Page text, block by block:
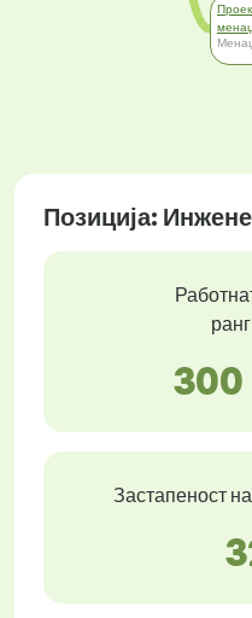
Позиција:
300
Застапеност